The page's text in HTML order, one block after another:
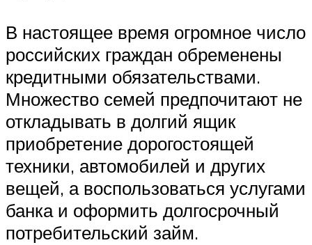
В настоящее время огромное число
российских граждан обременены
кредитными обязательствами.
Множество семей предпочитают не
откладывать в долгий ящик
приобретение дорогостоящей
техники, автомобилей и других
вещей, а воспользоваться услугами
банка и оформить долгосрочный
потребительский займ.